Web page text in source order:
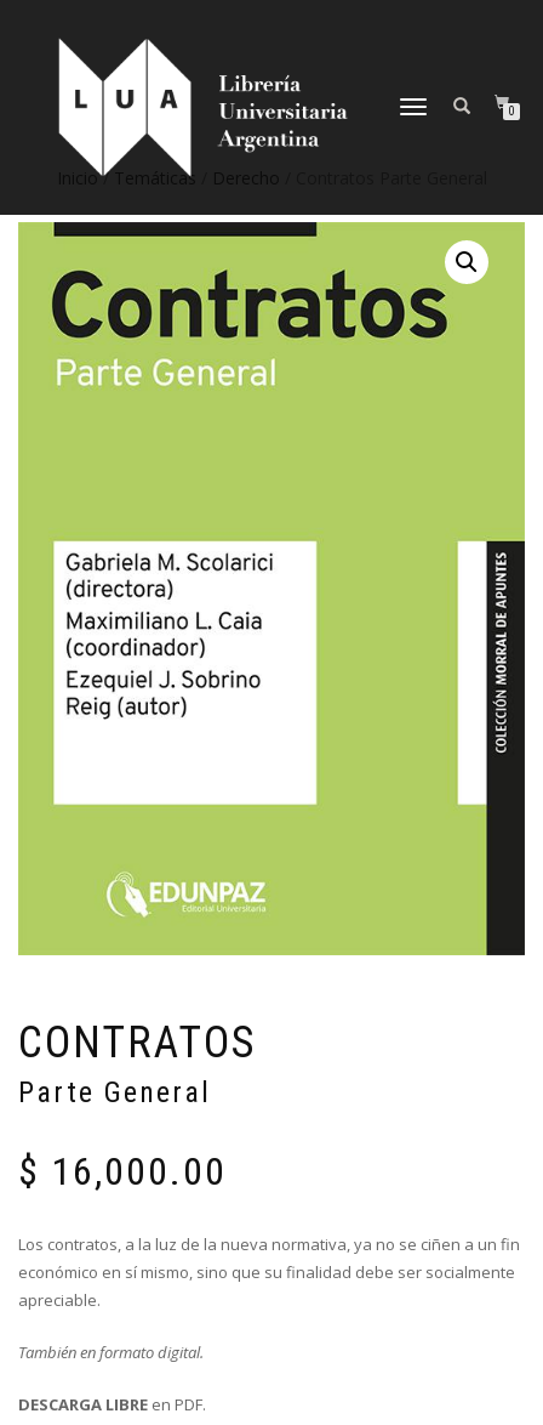
NAVEGACIÓN
0
Inicio/ Temáticas
CONTRATOS
Parte General
$ 16,000.00
Los contratos, a la luz de la nueva normativa, ya no se ciñen a un fin
económico en sí mismo, sino que su finalidad debe ser socialmente
apreciable.
También en formato digital.
DESCARGA LIBRE en PDF.